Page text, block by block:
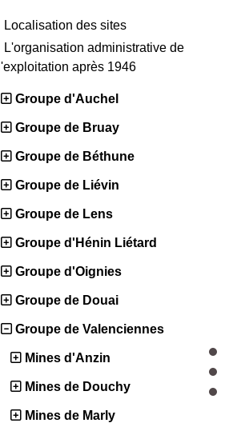
Localisation des sites
L'organisation administrative de
l'exploitation après 1946
Groupe d'Auchel
Groupe de Bruay
Groupe de Béthune
Groupe de Liévin
Groupe de Lens
Groupe d'Hénin Liétard
Groupe d'Oignies
Groupe de Douai
Groupe de Valenciennes
Mines d'Anzin
Mines de Douchy
Mines de Marly